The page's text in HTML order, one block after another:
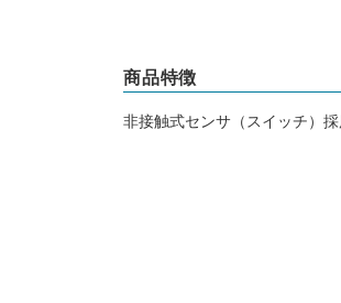
商品特徴
非接触式センサ（スイッチ）